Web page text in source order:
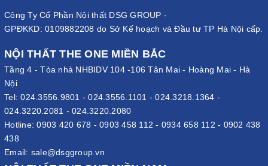
Công Ty Cổ Phần Nội thất DSG GROUP -
GPĐKKD: 0109882208 do Sở Kế hoạch và Đầu tư TP Hà Nội cấp.
NỘI THẤT THE ONE MIỀN BẮC
Tầng 4 - Tòa nhà NHBIDV 104 -106 Tân Mai - Hoàng Mai - Hà
Nội
Tel:024.3556.9801 -024.3556.1101 -024.3218.1364 -
024.3220.2081 - 024.3220.2080
Hotline:0903 420 678 - 0903 458 112 - 0934 658 112 - 0902 438
438
Email: sale@dsggroup.vn